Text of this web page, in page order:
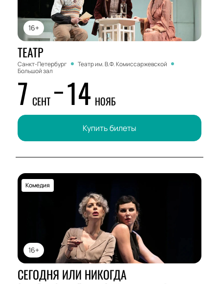
16+
ТЕАТР
Санкт-Петербург
Театр им. В.Ф. Комиссаржевской
Большой зал
7 СЕНТ 14 НОЯБ
Купить билеты
16+
Комедия
СЕГОДНЯ ИЛИ НИКОГДА